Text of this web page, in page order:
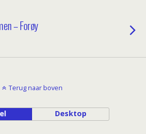
– Forøy
Terug naar boven
Desktop